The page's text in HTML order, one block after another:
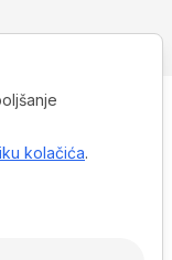
kolačića.